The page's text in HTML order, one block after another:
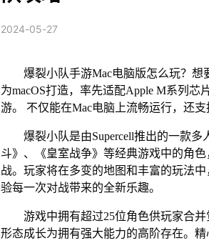
2024-05-27
爆裂小队手游Mac电脑版怎么玩？想
为macOS打造，率先适配Apple M系列
游。 不仅能在Mac电脑上流畅运行，还
爆裂小队是由Supercell推出的一款
斗》、《皇室战争》等经典游戏中的角
战。玩家将在多变的地图和丰富的玩法
验每一次对战带来的全新乐趣。
游戏中拥有超过25位角色供玩家合
形态成长为拥有强大能力的高阶存在。